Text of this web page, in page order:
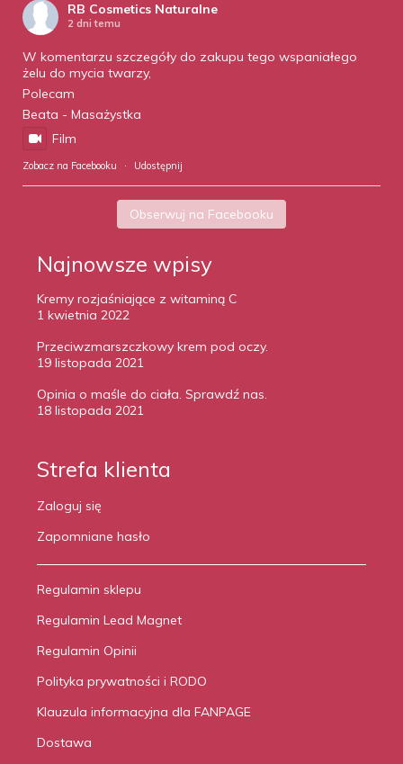
RB Cosmetics Naturalne
2 dni temu
W komentarzu szczegóły do zakupu tego wspaniałego
żelu do mycia twarzy,
Polecam
Beata - Masażystka
Film
Zobacz na Facebooku · Udostępnij
Obserwuj na Facebooku
Najnowsze wpisy
Kremy rozjaśniające z witaminą C
1 kwietnia 2022
Przeciwzmarszczkowy krem pod oczy.
19 listopada 2021
Opinia o maśle do ciała. Sprawdź nas.
18 listopada 2021
Strefa klienta
Zaloguj się
Zapomniane hasło
Regulamin sklepu
Regulamin Lead Magnet
Regulamin Opinii
Polityka prywatności i RODO
Klauzula informacyjna dla FANPAGE
Dostawa